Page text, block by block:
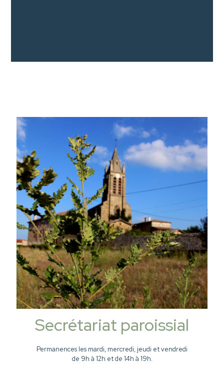
Secrétariat paroissial
Permanences les mardi, mercredi, jeudi et vendredi
de 9h à 12h et de 14h à 19h.